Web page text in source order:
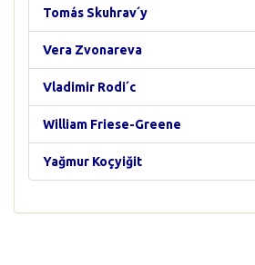
Tomás Skuhrav´y
Vera Zvonareva
Vladimir Rodi´c
William Friese-Greene
Yağmur Koçyiğit